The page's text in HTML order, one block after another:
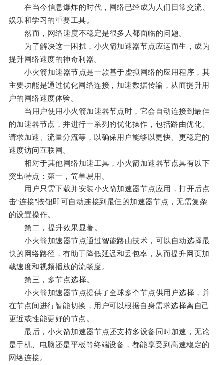
在当今信息爆炸的时代，网络已经成为人们日常交流、
娱乐和学习的重要工具。
然而，网络速度不稳定是很多人都面临的问题。
为了解决这一困扰，小火箭加速器节点应运而生，成为
提升网络速度的神奇利器。
小火箭加速器节点是一款基于虚拟网络的应用程序，其
主要功能是通过优化网络连接，加速数据传输，从而提升用
户的网络速度体验。
当用户使用小火箭加速器节点时，它会自动连接到最佳
的加速器节点，并进行一系列的优化操作，包括路由优化、
请求加速、流量分流等，以确保用户能够以更快、更稳定的
速度访问互联网。
相对于其他网络加速工具，小火箭加速器节点具有以下
突出特点：第一，简单易用。
用户只需下载并安装小火箭加速器节点应用，打开后点
击“连接”按钮即可自动连接到最佳的加速器节点，无需复杂
的设置操作。
第二，提升效果显著。
小火箭加速器节点通过智能路由技术，可以自动选择最
快的网络路径，有助于降低延迟和丢包率，从而提升网页加
载速度和视频播放的流畅度。
第三，多节点选择。
小火箭加速器节点提供了全球多个节点供用户选择，并
在节点间进行智能切换，用户可以根据自身需求选择离自己
更近或性能更好的节点。
最后，小火箭加速器节点还支持多设备同时加速，无论
是手机、电脑还是平板等终端设备，都能享受到高速稳定的
网络连接。